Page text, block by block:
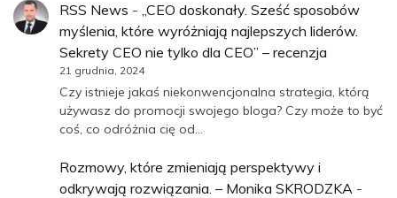
RSS News - „CEO doskonały. Sześć sposobów
myślenia, które wyróżniają najlepszych liderów.
Sekrety CEO nie tylko dla CEO” – recenzja
21 grudnia, 2024
Czy istnieje jakaś niekonwencjonalna strategia, którą
używasz do promocji swojego bloga? Czy może to być
coś, co odróżnia cię od…
Rozmowy, które zmieniają perspektywy i
odkrywają rozwiązania. – Monika SKRODZKA -